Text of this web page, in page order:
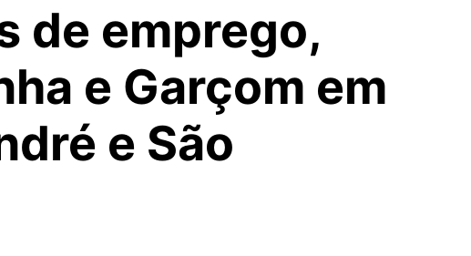
de emprego,
e Garçom em
e São